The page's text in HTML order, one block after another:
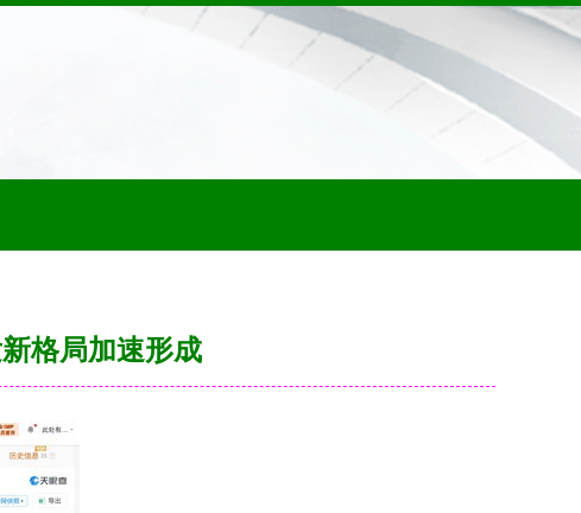
格局加速形成